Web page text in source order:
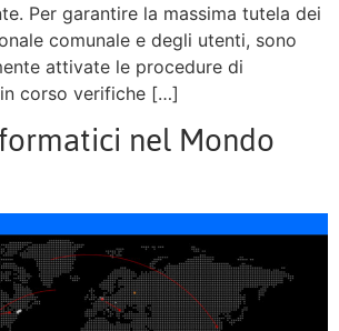
Per garantire la massima tutela dei
comunale e degli utenti, sono
attivate le procedure di
corso verifiche […]
nel Mondo